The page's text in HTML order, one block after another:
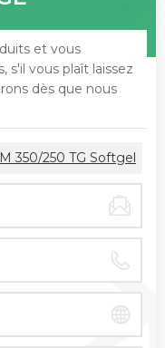
et vous
s'il vous plaît laissez
dès que nous
350/250 TG Softgel